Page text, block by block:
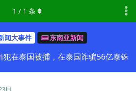
闻大事件 东南亚新闻
犯在泰国被捕，在泰国诈骗56亿泰铢
1 / 1 条
日